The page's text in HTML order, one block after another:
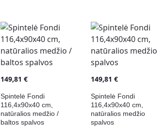
149,81 €
Spintelė Fondi
116,4x90x40 cm,
natūralios medžio /
baltos spalvos
149,81 €
Spintelė Fondi
116,4x90x40 cm,
natūralios medžio
spalvos